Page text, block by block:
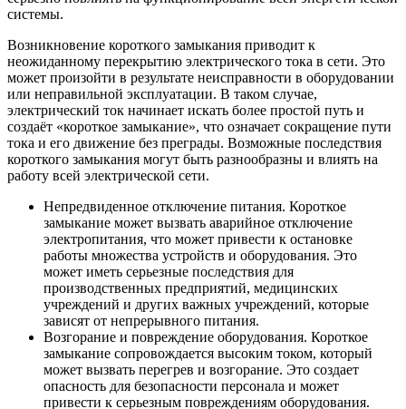
системы.
Возникновение короткого замыкания приводит к
неожиданному перекрытию электрического тока в сети. Это
может произойти в результате неисправности в оборудовании
или неправильной эксплуатации. В таком случае,
электрический ток начинает искать более простой путь и
создаёт «короткое замыкание», что означает сокращение пути
тока и его движение без преграды. Возможные последствия
короткого замыкания могут быть разнообразны и влиять на
работу всей электрической сети.
Непредвиденное отключение питания. Короткое
замыкание может вызвать аварийное отключение
электропитания, что может привести к остановке
работы множества устройств и оборудования. Это
может иметь серьезные последствия для
производственных предприятий, медицинских
учреждений и других важных учреждений, которые
зависят от непрерывного питания.
Возгорание и повреждение оборудования. Короткое
замыкание сопровождается высоким током, который
может вызвать перегрев и возгорание. Это создает
опасность для безопасности персонала и может
привести к серьезным повреждениям оборудования.